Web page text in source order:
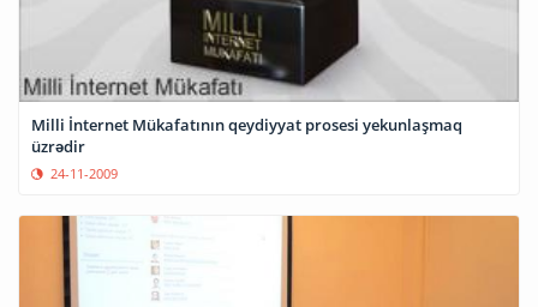
Milli İnternet Mükafatının qeydiyyat prosesi yekunlaşmaq
üzrədir
24-11-2009